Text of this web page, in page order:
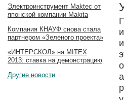
Электроинструмент Maktec от
японской компании Makita
Компания КНАУФ снова стала
партнером «Зеленого проекта»
«ИНТЕРСКОЛ» на MITEX
2013: ставка на демонстрацию
Другие новости